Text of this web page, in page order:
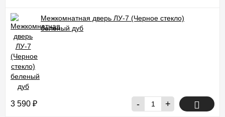
Межкомнатная дверь ЛУ-7 (Черное стекло)
беленый дуб
3 590 ₽ - +